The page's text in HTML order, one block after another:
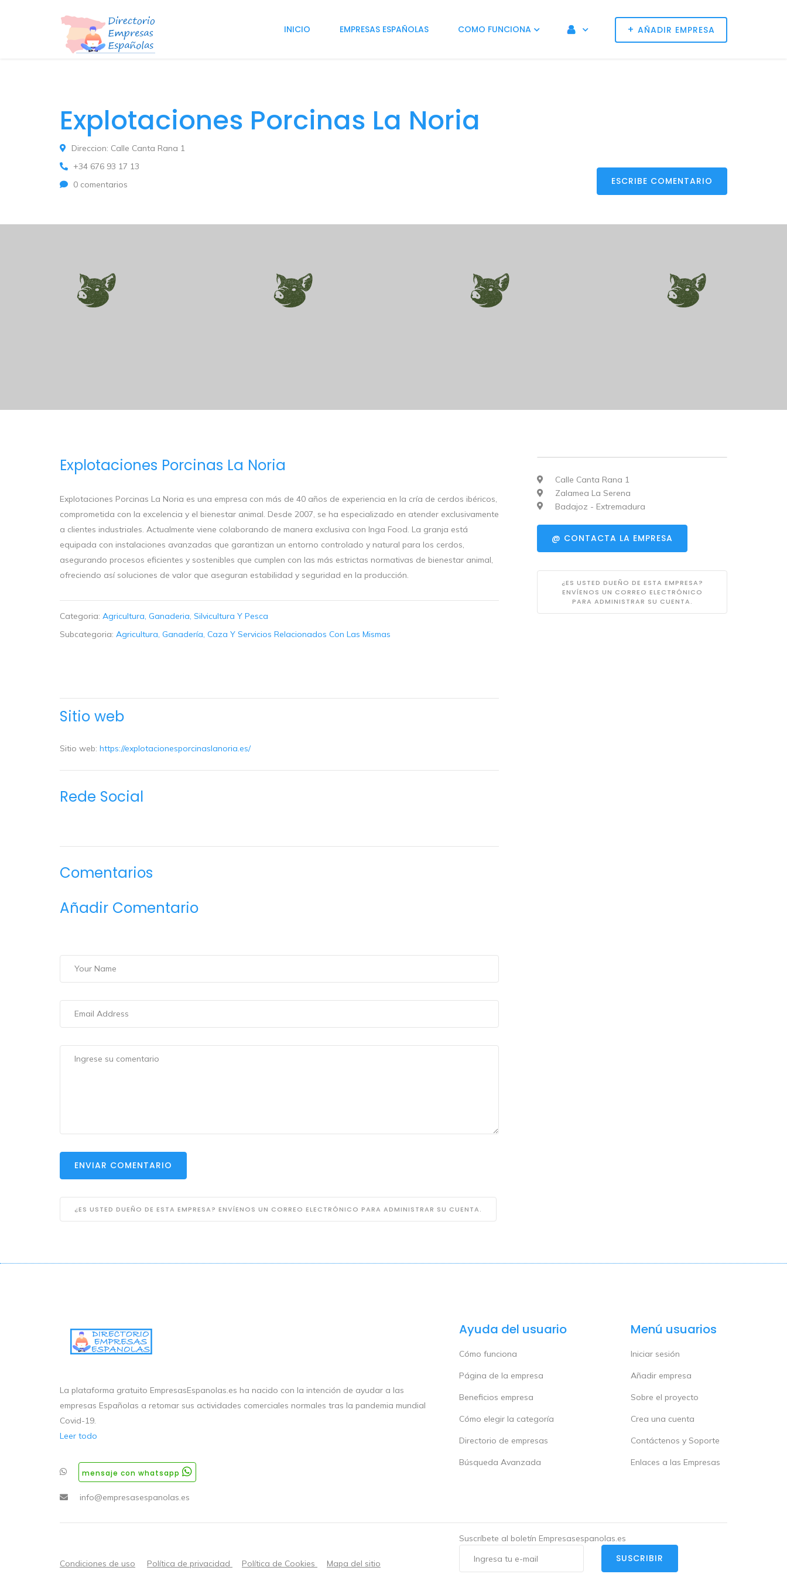
+ AÑADIR EMPRESA
INICIO EMPRESAS ESPAÑOLAS COMO FUNCIONA
Explotaciones Porcinas La Noria
Direccion: Calle Canta Rana 1
+34 676 93 17 13
0 comentarios
ESCRIBE COMENTARIO
Explotaciones Porcinas La Noria
Explotaciones Porcinas La Noria es una empresa con más de 40 años de experiencia en la cría de cerdos ibéricos,
comprometida con la excelencia y el bienestar animal. Desde 2007, se ha especializado en atender exclusivamente
a clientes industriales. Actualmente viene colaborando de manera exclusiva con Inga Food. La granja está
equipada con instalaciones avanzadas que garantizan un entorno controlado y natural para los cerdos,
asegurando procesos eficientes y sostenibles que cumplen con las más estrictas normativas de bienestar animal,
ofreciendo así soluciones de valor que aseguran estabilidad y seguridad en la producción.
Categoria: Agricultura, Ganaderia, Silvicultura Y Pesca
Subcategoria: Agricultura, Ganadería, Caza Y Servicios Relacionados Con Las Mismas
Sitio web
Sitio web: https://explotacionesporcinaslanoria.es/
Rede Social
Comentarios
Añadir Comentario
ENVIAR COMENTARIO
¿ES USTED DUEÑO DE ESTA EMPRESA? ENVÍENOS UN CORREO ELECTRÓNICO PARA ADMINISTRAR SU CUENTA.
Calle Canta Rana 1
Zalamea La Serena
Badajoz - Extremadura
@ CONTACTA LA EMPRESA
¿ES USTED DUEÑO DE ESTA EMPRESA?
ENVÍENOS UN CORREO ELECTRÓNICO
PARA ADMINISTRAR SU CUENTA.
La plataforma gratuito EmpresasEspanolas.es ha nacido con la intención de ayudar a las
empresas Españolas a retomar sus actividades comerciales normales tras la pandemia mundial
Covid-19.
Leer todo
mensaje con whatsapp
info@empresasespanolas.es
Ayuda del usuario
Cómo funciona
Página de la empresa
Beneficios empresa
Cómo elegir la categoría
Directorio de empresas
Búsqueda Avanzada
Menú usuarios
Iniciar sesión
Añadir empresa
Sobre el proyecto
Crea una cuenta
Contáctenos y Soporte
Enlaces a las Empresas
Suscríbete al boletín Empresasespanolas.es
Condiciones de uso Política de privacidad Política de Cookies Mapa del sitio SUSCRIBIR